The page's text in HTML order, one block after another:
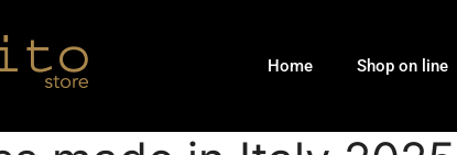
Home Shop on line